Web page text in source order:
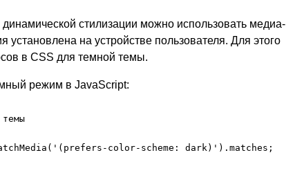
стилизации можно использовать медиа-
на устройстве пользователя. Для этого
в CSS для темной темы.
режим в JavaScript:
color-scheme: dark)').matches;